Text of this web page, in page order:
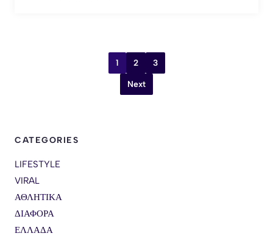
1 2 3
Next
CATEGORIES
LIFESTYLE
VIRAL
ΑΘΛΗΤΙΚΑ
ΔΙΑΦΟΡΑ
ΕΛΛΑΔΑ